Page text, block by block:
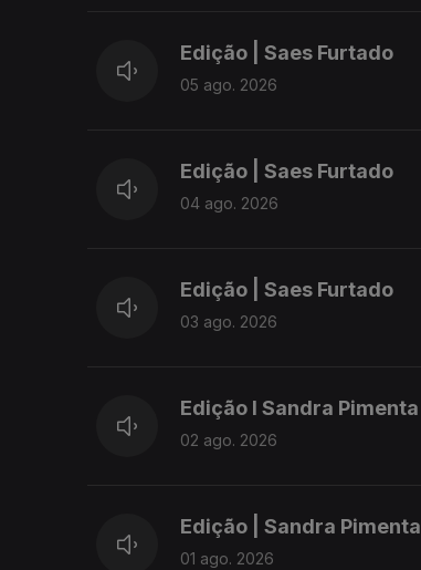
Edição | Saes Furtado
05 ago. 2026
Edição | Saes Furtado
04 ago. 2026
Edição | Saes Furtado
03 ago. 2026
Edição I Sandra Pimenta
02 ago. 2026
Edição | Sandra Pimenta
01 ago. 2026